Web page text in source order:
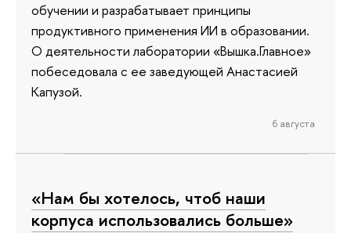
обучении и разрабатывает принципы
продуктивного применения ИИ в образовании.
О деятельности лаборатории «Вышка.Главное»
побеседовала с ее заведующей Анастасией
Капузой.
6 августа
«Нам бы хотелось, чтоб наши
корпуса использовались больше»